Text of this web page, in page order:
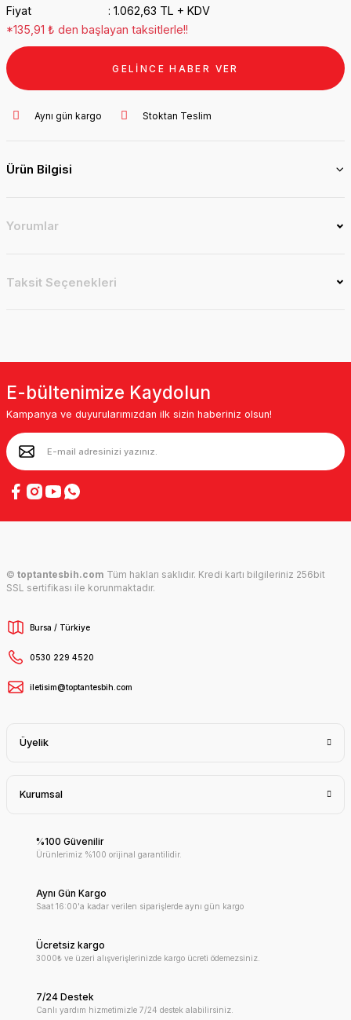
Fiyat
1.062,63 TL + KDV
*135,91 ₺ den başlayan taksitlerle!!
GELİNCE HABER VER
Aynı gün kargo Stoktan Teslim
Ürün Bilgisi
Yorumlar
Taksit Seçenekleri
E-bültenimize Kaydolun
Kampanya ve duyurularımızdan ilk sizin haberiniz olsun!
© toptantesbih.com Tüm hakları saklıdır. Kredi kartı bilgileriniz 256bit
SSL sertifikası ile korunmaktadır.
Bursa / Türkiye
0530 229 4520
iletisim@toptantesbih.com
Üyelik
Kurumsal
%100 Güvenilir
Ürünlerimiz %100 orijinal garantilidir.
Aynı Gün Kargo
Saat 16:00'a kadar verilen siparişlerde aynı gün kargo
Ücretsiz kargo
3000₺ ve üzeri alışverişlerinizde kargo ücreti ödemezsiniz.
7/24 Destek
Canlı yardım hizmetimizle 7/24 destek alabilirsiniz.